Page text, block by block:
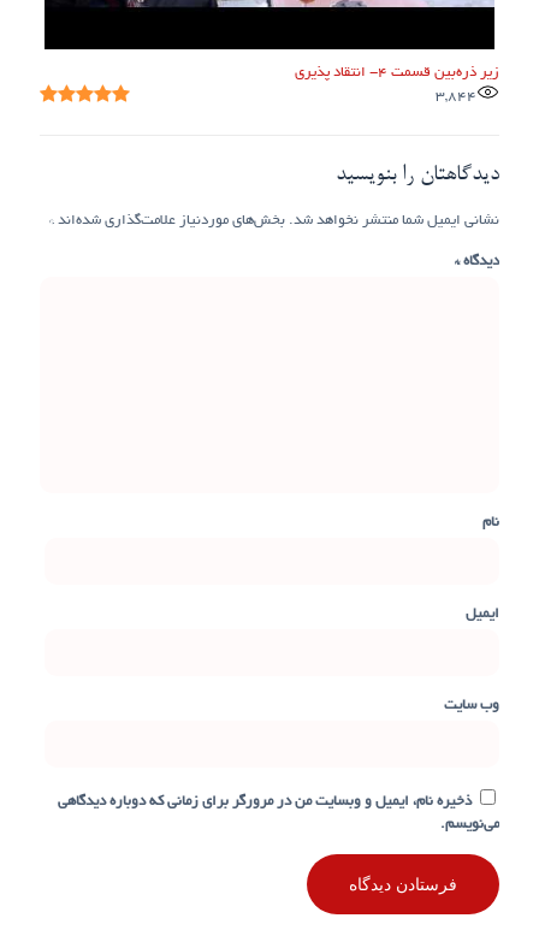
زیر ذره‌بین قسمت ۴- انتقاد پذیری
3,844
دیدگاهتان را بنویسید
نشانی ایمیل شما منتشر نخواهد شد. بخش‌های موردنیاز علامت‌گذاری شده‌اند *
دیدگاه*
نام
ایمیل
وب‌ سایت
ذخیره نام، ایمیل و وبسایت من در مرورگر برای زمانی که دوباره دیدگاهی
می‌نویسم.